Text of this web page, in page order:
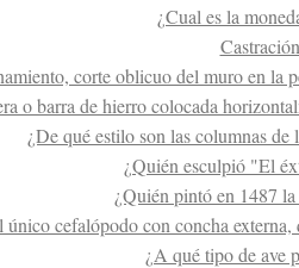
¿Cual es la
corte oblicuo del muro en la
o barra de hierro colocada
¿De qué estilo son las columnas
¿Quién esculpió "El
¿Quién pintó en 1487
único cefalópodo con concha
¿A qué tipo de ave